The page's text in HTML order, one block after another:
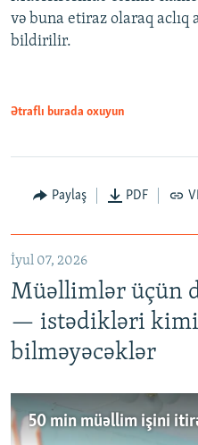
720p
və buna etiraz olaraq aclıq
bildirilir.
Ətraflı burada oxuyun
Paylaş PDF
İyul 07, 2026
Müəllimlər üçün
— istədikləri kimi
bilməyəcəklər